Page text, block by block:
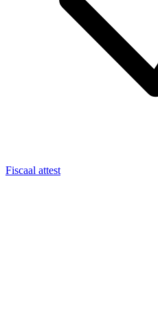
Fiscaal attest